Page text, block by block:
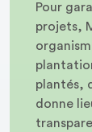
Pour
projets,
plantés,
donne